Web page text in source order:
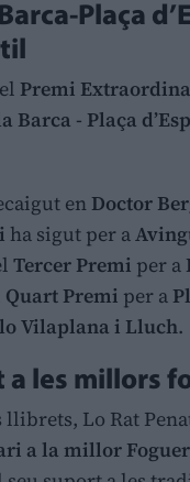
Plaça
Premi
Barca - Plaça
enDoctor
ha sigut per a
Tercer Premi per a
Quart Premi per a
Vilaplana i Lluch.
a les millors
Lo Rat
a la millor